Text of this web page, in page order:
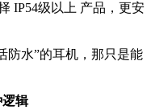
IP54级以上 产品，更安
防水”的耳机，那只是能
辑